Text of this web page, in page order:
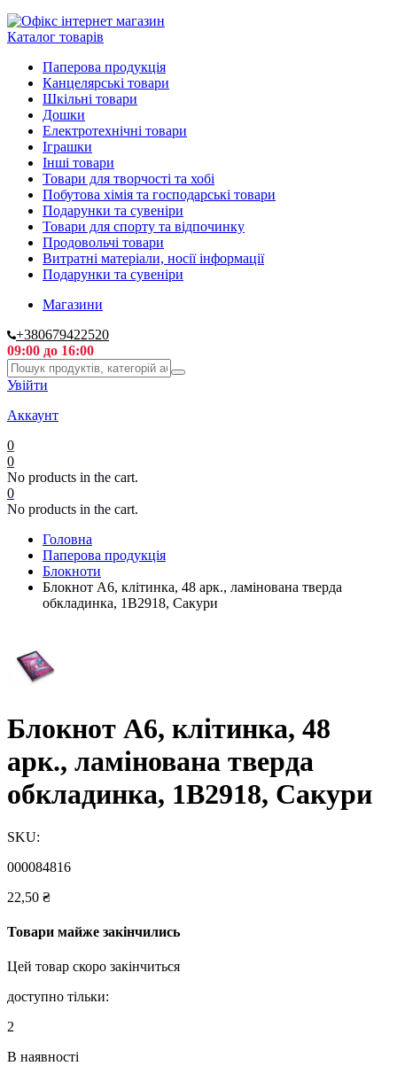
Каталог товарів
Паперова продукція
Канцелярські товари
Шкільні товари
Дошки
Електротехнічні товари
Іграшки
Інші товари
Товари для творчості та хобі
Побутова хімія та господарські товари
Подарунки та сувеніри
Товари для спорту та відпочинку
Продовольчі товари
Витратні матеріали, носії інформації
Подарунки та сувеніри
Магазини
+380679422520
09:00 до 16:00
Увійти
Аккаунт
0
0
No products in the cart.
0
No products in the cart.
Головна
Паперова продукція
Блокноти
Блокнот А6, клітинка, 48 арк., ламінована тверда
обкладинка, 1В2918, Сакури
Блокнот А6, клітинка, 48
арк., ламінована тверда
обкладинка, 1В2918, Сакури
SKU:
000084816
22,50 ₴
Товари майже закінчились
Цей товар скоро закінчиться
доступно тільки:
2
В наявності